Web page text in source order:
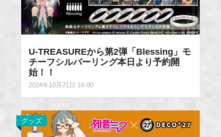
U-TREASUREから第2弾「Blessing」モ
チーフシルバーリング本日より予約開
始！！
2024年10月21日 16:00
グッズ